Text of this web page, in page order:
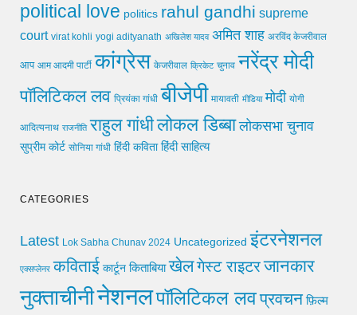
political love politics rahul gandhi supreme
court virat kohli yogi adityanath अखिलेश यादव अमित शाह अरविंद केजरीवाल
आप आम आदमी पार्टी कांग्रेस केजरीवाल क्रिकेट चुनाव नरेंद्र मोदी
पॉलिटिकल लव प्रियंका गांधी बीजेपी मायावती मीडिया मोदी योगी
आदित्यनाथ राजनीति राहुल गांधीलोकल डिब्बा लोकसभा चुनाव
सुप्रीम कोर्ट सोनिया गांधी हिंदी कविता हिंदी साहित्य
CATEGORIES
Latest Lok Sabha Chunav 2024 Uncategorized इंटरनेशनल
एक्सप्लेनर कविताई कार्टून किताबिया खेलगेस्ट राइटरजानकार
नुक्ताचीनीनेशनलपॉलिटिकल लवप्रवचन फ़िल्म